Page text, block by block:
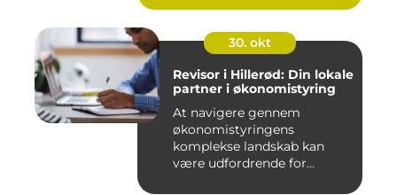
30. okt
Revisor i Hillerød: Din lokale
partner i økonomistyring
At navigere gennem
økonomistyringens
komplekse landskab kan
være udfordrende for